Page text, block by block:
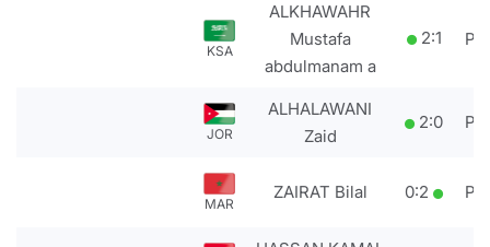
KSA
ALKHAWAHR
Mustafa
abdulmanam a
2:1
JOR
ALHALAWANI
Zaid
2:0
MAR
ZAIRAT Bilal 0:2